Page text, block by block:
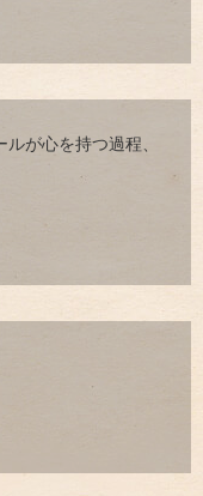
が心を持つ過程、